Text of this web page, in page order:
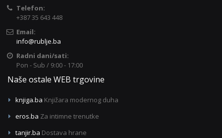
Telefon:
+387 35 643 448
Email:
info@rublje.ba
Radni dani/sati:
Pon - Sub / 9:00 - 17:00
Naše ostale WEB trgovine
knjiga.ba Knjižara modernog duha
eros.ba Za intimne trenutke
tanjir.ba Dostava hrane